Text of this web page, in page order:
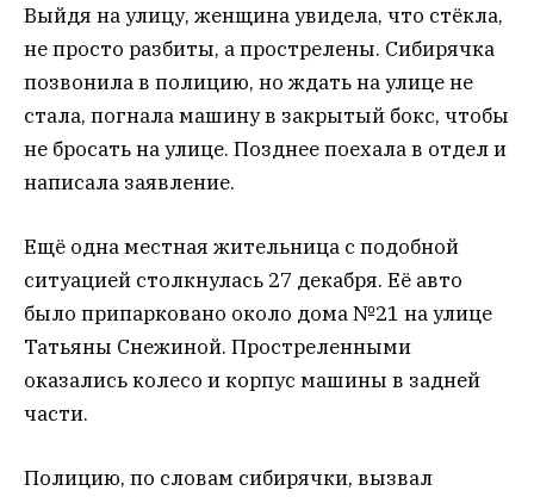
Выйдя на улицу, женщина увидела, что стёкла,
не просто разбиты, а прострелены. Сибирячка
позвонила в полицию, но ждать на улице не
стала, погнала машину в закрытый бокс, чтобы
не бросать на улице. Позднее поехала в отдел и
написала заявление.
Ещё одна местная жительница с подобной
ситуацией столкнулась 27 декабря. Её авто
было припарковано около дома №21 на улице
Татьяны Снежиной. Простреленными
оказались колесо и корпус машины в задней
части.
Полицию, по словам сибирячки, вызвал